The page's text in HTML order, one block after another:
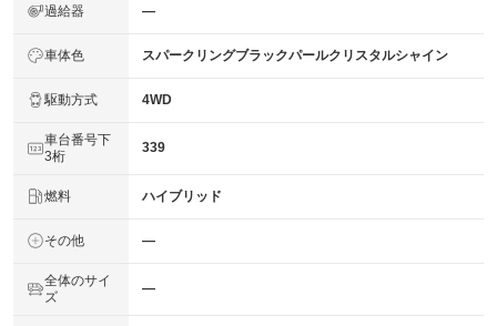
過給器 ―
車体色 スパークリングブラックパールクリスタルシャイン
駆動方式 4WD
車台番号下
3桁
339
燃料 ハイブリッド
その他 ―
全体のサイ
ズ
―